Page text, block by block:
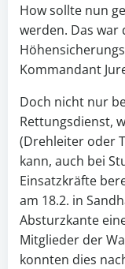
How sollte nun
werden. Das
Kommandant
Doch nicht nur
Rettungsdienst,
(Drehleiter oder
kann, auch bei
Einsatzkräfte
am 18.2. in
Absturzkante
Mitglieder der
konnten dies